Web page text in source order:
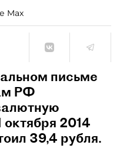
Max
письме
РФ
октября 2014
39,4 рубля.